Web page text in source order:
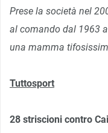
Prese la società nel
al comando dal 1963
una mamma
Tuttosport
28 striscioni contro